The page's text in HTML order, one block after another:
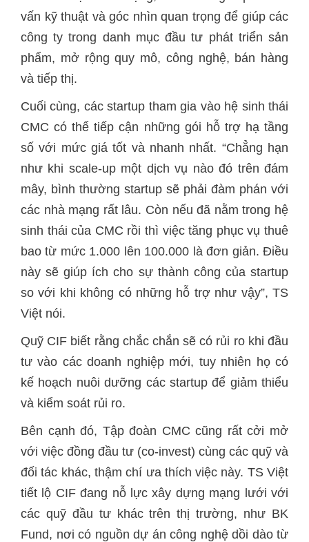
vấn kỹ thuật và góc nhìn quan trọng để giúp các
công ty trong danh mục đầu tư phát triển sản
phẩm, mở rộng quy mô, công nghệ, bán hàng
và tiếp thị.
Cuối cùng, các startup tham gia vào hệ sinh thái
CMC có thể tiếp cận những gói hỗ trợ hạ tầng
số với mức giá tốt và nhanh nhất. “Chẳng hạn
như khi scale-up một dịch vụ nào đó trên đám
mây, bình thường startup sẽ phải đàm phán với
các nhà mạng rất lâu. Còn nếu đã nằm trong hệ
sinh thái của CMC rồi thì việc tăng phục vụ thuê
bao từ mức 1.000 lên 100.000 là đơn giản. Điều
này sẽ giúp ích cho sự thành công của startup
so với khi không có những hỗ trợ như vậy”, TS
Việt nói.
Quỹ CIF biết rằng chắc chắn sẽ có rủi ro khi đầu
tư vào các doanh nghiệp mới, tuy nhiên họ có
kế hoạch nuôi dưỡng các startup để giảm thiểu
và kiểm soát rủi ro.
Bên cạnh đó, Tập đoàn CMC cũng rất cởi mở
với việc đồng đầu tư (co-invest) cùng các quỹ và
đối tác khác, thậm chí ưa thích việc này. TS Việt
tiết lộ CIF đang nỗ lực xây dựng mạng lưới với
các quỹ đầu tư khác trên thị trường, như BK
Fund, nơi có nguồn dự án công nghệ dồi dào từ